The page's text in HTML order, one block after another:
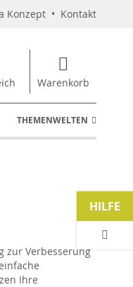
Konzept • Kontakt
Warenkorb
THEMENWELTEN
zur Verbesserung
Ihre
HILFE